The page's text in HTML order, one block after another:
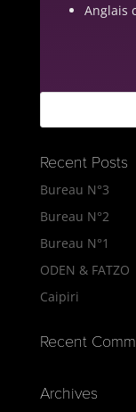
Anglais
Recent Posts
Bureau N°3
Bureau N°2
Bureau N°1
ODEN & FATZO
Caipiri
Recent
Archives